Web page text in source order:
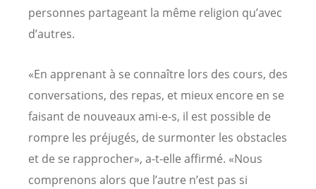
personnes partageant la même religion qu’avec
d’autres.
«En apprenant à se connaître lors des cours, des
conversations, des repas, et mieux encore en se
faisant de nouveaux ami-e-s, il est possible de
rompre les préjugés, de surmonter les obstacles
et de se rapprocher», a-t-elle affirmé. «Nous
comprenons alors que l’autre n’est pas si